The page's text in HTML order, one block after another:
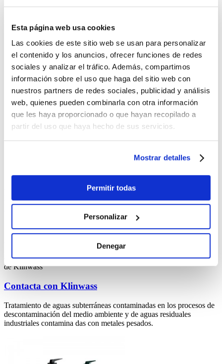
Esta página web usa cookies
Las cookies de este sitio web se usan para personalizar
el contenido y los anuncios, ofrecer funciones de redes
sociales y analizar el tráfico. Además, compartimos
información sobre el uso que haga del sitio web con
nuestros partners de redes sociales, publicidad y análisis
web, quienes pueden combinarla con otra información
que les haya proporcionado o que hayan recopilado a
partir del uso que haya hecho de sus servicios.
Mostrar detalles
Permitir todas
Personalizar
Denegar
Filtros automáticos
Filtros recambio malla
Antiincrustación
Equipos antiincrustantes industriales
Dosificadores industriales
Desinfección Ultravioleta
Esterilizadores Ultravioleta
Recambios
Piscinas
Regulación de PH
Desinfección
Prevención de algas
Floculación
Desincrustación
tecnicos
Klinwass
¿Eres
instalador?
descubre las ventajas
de Klinwass
Contacta con Klinwass
Tratamiento de aguas subterráneas contaminadas en los procesos de
descontaminación del medio ambiente y de aguas residuales
industriales contamina das con metales pesados.